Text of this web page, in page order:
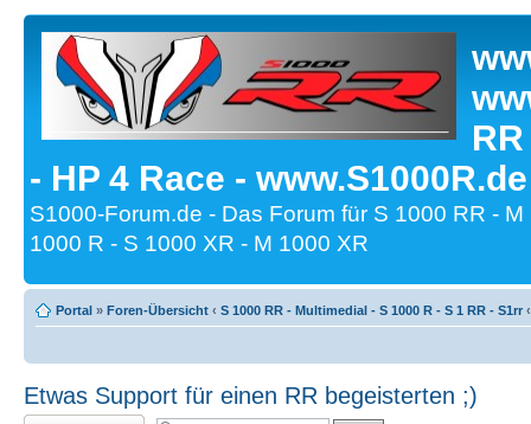
- HP 4 Race -
S1000-Forum.de - Das Forum für S 1000 RR -
1000 R - S 1000 XR - M 1000 XR
Portal » Foren-Übersicht ‹ S 1000 RR - Multimedial - S 1000 R - S 1 RR - S1rr ‹
Etwas Support für einen RR begeisterten ;)
Antwort erstellen